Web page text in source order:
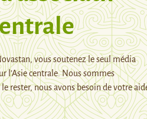
vous soutenez le seul média
l’Asie centrale. Nous sommes
rester, nous avons besoin de votre